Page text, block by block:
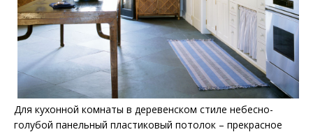
Для кухонной комнаты в деревенском стиле небесно-
голубой панельный пластиковый потолок – прекрасное